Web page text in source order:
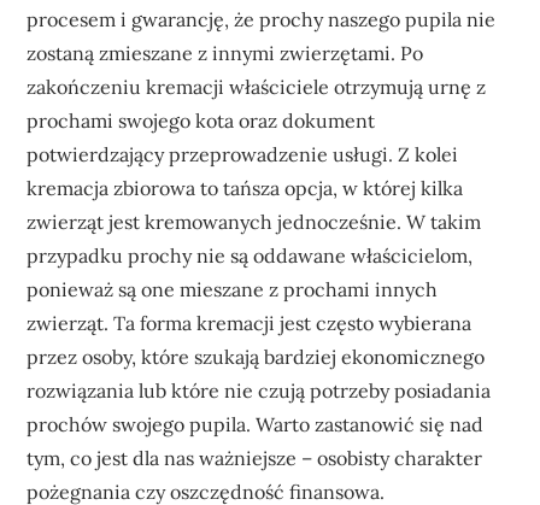
procesem i gwarancję, że prochy naszego pupila nie
zostaną zmieszane z innymi zwierzętami. Po
zakończeniu kremacji właściciele otrzymują urnę z
prochami swojego kota oraz dokument
potwierdzający przeprowadzenie usługi. Z kolei
kremacja zbiorowa to tańsza opcja, w której kilka
zwierząt jest kremowanych jednocześnie. W takim
przypadku prochy nie są oddawane właścicielom,
ponieważ są one mieszane z prochami innych
zwierząt. Ta forma kremacji jest często wybierana
przez osoby, które szukają bardziej ekonomicznego
rozwiązania lub które nie czują potrzeby posiadania
prochów swojego pupila. Warto zastanowić się nad
tym, co jest dla nas ważniejsze – osobisty charakter
pożegnania czy oszczędność finansowa.